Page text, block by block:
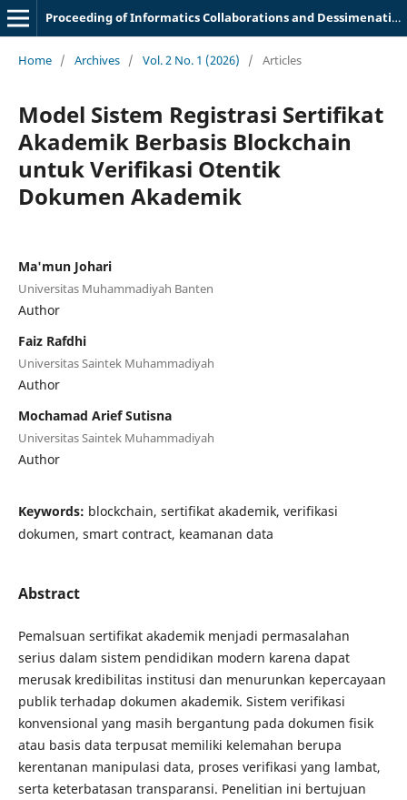
Proceeding of Informatics Collaborations and Dessimenation Meeting
Home / Archives / Vol. 2 No. 1 (2026) / Articles
Model Sistem Registrasi Sertifikat
Akademik Berbasis Blockchain
untuk Verifikasi Otentik
Dokumen Akademik
Ma'mun Johari
Universitas Muhammadiyah Banten
Author
Faiz Rafdhi
Universitas Saintek Muhammadiyah
Author
Mochamad Arief Sutisna
Universitas Saintek Muhammadiyah
Author
Keywords: blockchain, sertifikat akademik, verifikasi
dokumen, smart contract, keamanan data
Abstract
Pemalsuan sertifikat akademik menjadi permasalahan
serius dalam sistem pendidikan modern karena dapat
merusak kredibilitas institusi dan menurunkan kepercayaan
publik terhadap dokumen akademik. Sistem verifikasi
konvensional yang masih bergantung pada dokumen fisik
atau basis data terpusat memiliki kelemahan berupa
kerentanan manipulasi data, proses verifikasi yang lambat,
serta keterbatasan transparansi. Penelitian ini bertujuan